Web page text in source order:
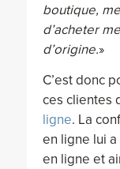
boutique,
d’acheter
d’origine.»
C’est donc
ces clientes
ligne. La
en ligne lui
en ligne et